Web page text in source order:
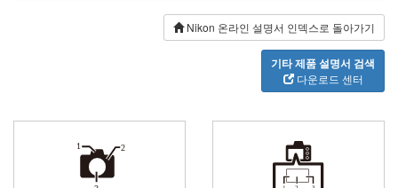
Nikon 온라인 설명서 인덱스로 돌아가기
기타 제품 설명서 검색
다운로드 센터